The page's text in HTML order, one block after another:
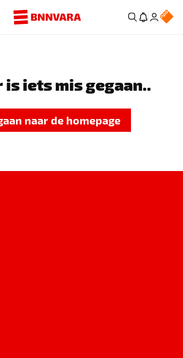
is iets mis gegaan..
naar de homepage